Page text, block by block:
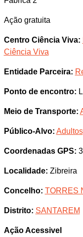
Ação gratuita
Centro Ciência Viva:
Ciência Viva
Entidade Parceira:
Ponto de encontro:
Meio de Transporte:
Público-Alvo: Adultos
Coordenadas GPS:
Localidade: Zibreira
Concelho: TORRES
Distrito: SANTAREM
Ação Acessivel